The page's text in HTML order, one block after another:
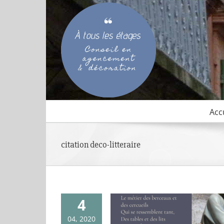
citation deco-litteraire
4
04, 2020